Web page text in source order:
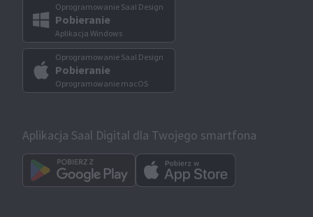
Oprogramowanie Saal Design
Pobieranie
Aplikacja Windows
Oprogramowanie Saal Design
Pobieranie
Oprogramowanie macOS
Aplikacja Saal Digital dla Twojego smartfona